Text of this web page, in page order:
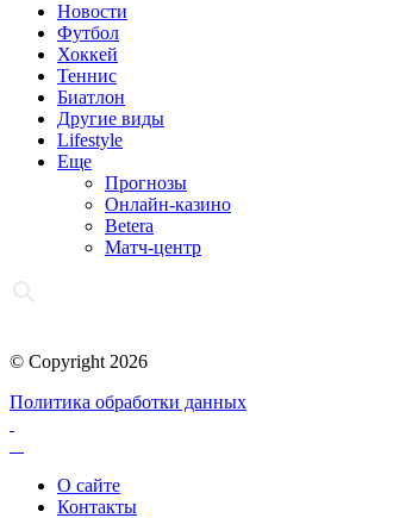
Новости
Футбол
Хоккей
Теннис
Биатлон
Другие виды
Lifestyle
Еще
Прогнозы
Онлайн-казино
Betera
Матч-центр
© Copyright 2026
Политика обработки данных
О сайте
Контакты